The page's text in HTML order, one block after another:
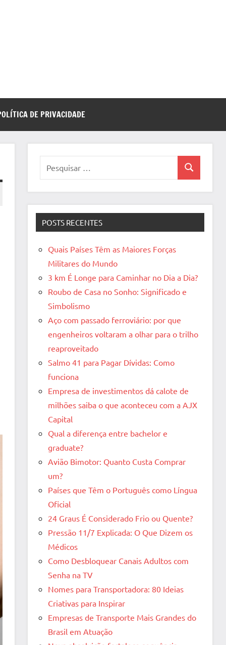
DE PRIVACIDADE
Pesquisa
POSTS RECENTES
Quais Países Têm as Maiores Forças
Militares do Mundo
3 km É Longe para Caminhar no Dia a Dia?
Roubo de Casa no Sonho: Significado e
Simbolismo
Aço com passado ferroviário: por que
engenheiros voltaram a olhar para o trilho
reaproveitado
Salmo 41 para Pagar Dívidas: Como
funciona
Empresa de investimentos dá calote de
milhões saiba o que aconteceu com a AJX
Capital
Qual a diferença entre bachelor e
graduate?
Avião Bimotor: Quanto Custa Comprar
um?
Países que Têm o Português como Língua
Oficial
24 Graus É Considerado Frio ou Quente?
Pressão 11/7 Explicada: O Que Dizem os
Médicos
Como Desbloquear Canais Adultos com
Senha na TV
Nomes para Transportadora: 80 Ideias
Criativas para Inspirar
Empresas de Transporte Mais Grandes do
Brasil em Atuação